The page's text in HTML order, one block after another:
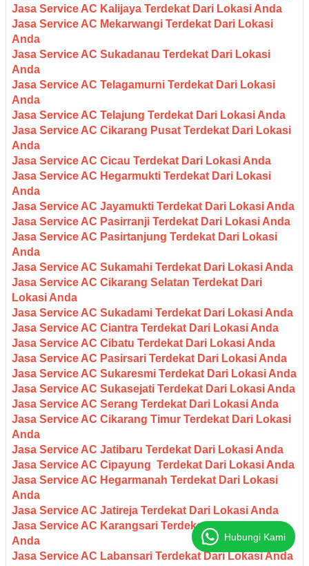
Jasa Service AC Kalijaya Terdekat Dari Lokasi Anda
Jasa Service AC Mekarwangi Terdekat Dari Lokasi
Anda
Jasa Service AC Sukadanau Terdekat Dari Lokasi
Anda
Jasa Service AC Telagamurni Terdekat Dari Lokasi
Anda
Jasa Service AC Telajung Terdekat Dari Lokasi Anda
Jasa Service AC Cikarang Pusat Terdekat Dari Lokasi
Anda
Jasa Service AC Cicau Terdekat Dari Lokasi Anda
Jasa Service AC Hegarmukti Terdekat Dari Lokasi
Anda
Jasa Service AC Jayamukti Terdekat Dari Lokasi Anda
Jasa Service AC Pasirranji Terdekat Dari Lokasi Anda
Jasa Service AC Pasirtanjung Terdekat Dari Lokasi
Anda
Jasa Service AC Sukamahi Terdekat Dari Lokasi Anda
Jasa Service AC Cikarang Selatan Terdekat Dari
Lokasi Anda
Jasa Service AC Sukadami Terdekat Dari Lokasi Anda
Jasa Service AC Ciantra Terdekat Dari Lokasi Anda
Jasa Service AC Cibatu Terdekat Dari Lokasi Anda
Jasa Service AC Pasirsari Terdekat Dari Lokasi Anda
Jasa Service AC Sukaresmi Terdekat Dari Lokasi Anda
Jasa Service AC Sukasejati Terdekat Dari Lokasi Anda
Jasa Service AC Serang Terdekat Dari Lokasi Anda
Jasa Service AC Cikarang Timur Terdekat Dari Lokasi
Anda
Jasa Service AC Jatibaru Terdekat Dari Lokasi Anda
Jasa Service AC Cipayung Terdekat Dari Lokasi Anda
Jasa Service AC Hegarmanah Terdekat Dari Lokasi
Anda
Jasa Service AC Jatireja Terdekat Dari Lokasi Anda
Jasa Service AC Karangsari Terdekat Dari Lokasi
Anda
Jasa Service AC Labansari Terdekat Dari Lokasi Anda
Hubungi Kami